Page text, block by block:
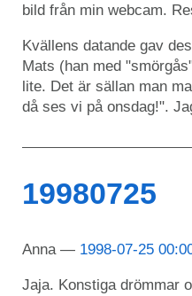
bild från min webcam.
Kvällens datande gav
Mats (han med
lite. Det är sällan man
då ses vi på onsdag!".
19980725
Anna 1998-07-25
Jaja. Konstiga drömmar